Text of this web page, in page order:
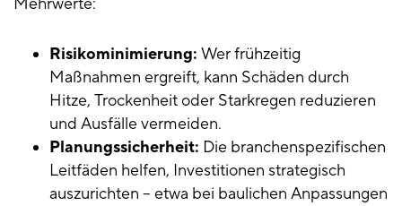
Mehrwerte:
Risikominimierung: Wer frühzeitig
Maßnahmen ergreift, kann Schäden durch
Hitze, Trockenheit oder Starkregen reduzieren
und Ausfälle vermeiden.
Planungssicherheit: Die branchenspezifischen
Leitfäden helfen, Investitionen strategisch
auszurichten – etwa bei baulichen Anpassungen